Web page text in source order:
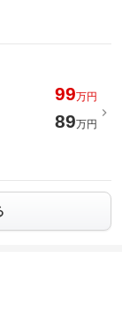
99万円
89万円